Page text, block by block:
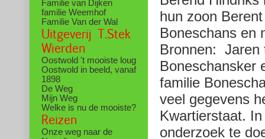
Familie van Dijken
familie Weemhof
Familie Van der Wal
Uitgeverij T.Stek
Wierden
Oostwold 't mooiste loug
Oostwold in beeld, vanaf
1898
De Weg
Mijn Weg
Welke is nu de mooiste?
Reizen
Onze weg naar de
hun zoon
Boneschans en
Bronnen: Jaren
Boneschansker
familie
veel gegevens
Kwartierstaat.
onderzoek te